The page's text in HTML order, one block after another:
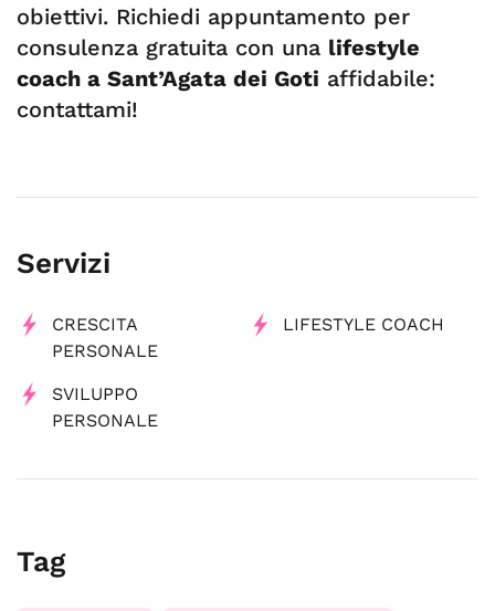
obiettivi. Richiedi appuntamento per
consulenza gratuita con una lifestyle
coach a Sant’Agata dei Goti affidabile:
contattami!
Servizi
CRESCITA
PERSONALE
LIFESTYLE COACH
SVILUPPO
PERSONALE
Tag